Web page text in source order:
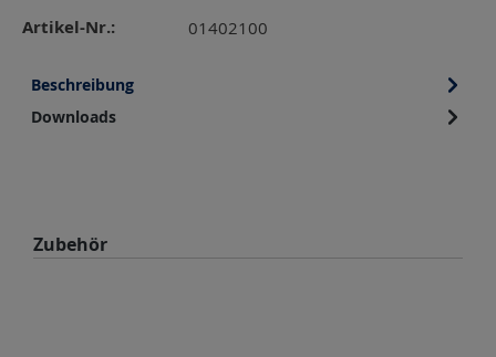
Artikel-Nr.: 01402100
Beschreibung
Downloads
Produktgalerie überspringen
Zubehör